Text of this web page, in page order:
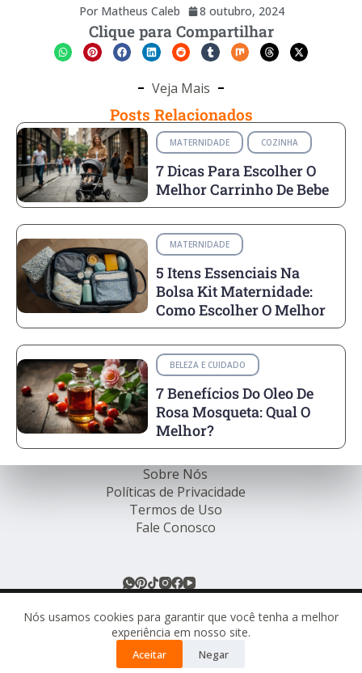
Nós usamos cookies para garantir que você tenha a melhor
experiência em nosso site.
Aceitar Negar
PorMatheus Caleb 8 outubro, 2024
Clique para Compartilhar
Veja Mais
Posts Relacionados
MATERNIDADE COZINHA
7 Dicas Para Escolher O
Melhor Carrinho De Bebe
MATERNIDADE
5 Itens Essenciais Na
Bolsa Kit Maternidade:
Como Escolher O Melhor
BELEZA E CUIDADO
7 Benefícios Do Oleo De
Rosa Mosqueta: Qual O
Melhor?
Sobre Nós
Políticas de Privacidade
Termos de Uso
Fale Conosco
© Rede de Ofertas Online - TODOS OS DIREITOS
RESERVADOS.
Este site pode conter links de afiliados. Ao comprar
através desses links, podemos receber uma